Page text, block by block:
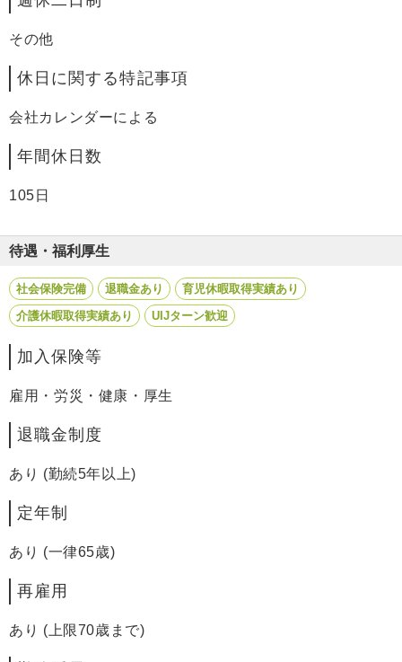
その他
休日に関する特記事項
会社カレンダーによる
年間休日数
105日
待遇・福利厚生
社会保険完備 退職金あり
育児休暇取得実績あり
介護休暇取得実績あり
UIJターン歓迎
加入保険等
雇用・労災・健康・厚生
退職金制度
あり (勤続5年以上)
定年制
あり (一律65歳)
再雇用
あり (上限70歳まで)